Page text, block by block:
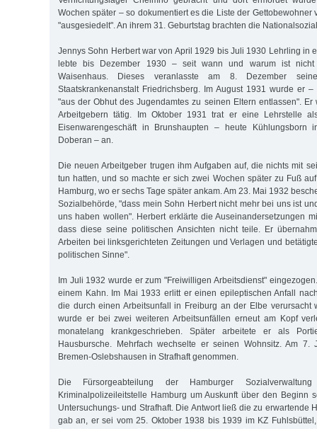
Wochen später – so dokumentiert es die Liste der Gettobewohner
"ausgesiedelt". An ihrem 31. Geburtstag brachten die
Jennys Sohn Herbert war von April 1929 bis Juli 1930 Lehrling in
lebte bis Dezember 1930 – seit wann und warum ist
Waisenhaus. Dieses veranlasste am 8. Dezember
Staatskrankenanstalt Friedrichsberg. Im August 1931 wurde er
"aus der Obhut des Jugendamtes zu seinen Eltern entlassen".
Arbeitgebern tätig. Im Oktober 1931 trat er eine Lehrstelle
Eisenwarengeschäft in Brunshaupten – heute
Doberan – an.
Die neuen Arbeitgeber trugen ihm Aufgaben auf, die nichts mit
tun hatten, und so machte er sich zwei Wochen später zu Fuß
Hamburg, wo er sechs Tage später ankam. Am 23. Mai 1932
Sozialbehörde, "dass mein Sohn Herbert nicht mehr bei uns ist
uns haben wollen". Herbert erklärte die Auseinandersetzungen
dass diese seine politischen Ansichten nicht teile. Er
Arbeiten bei linksgerichteten Zeitungen und Verlagen und
politischen Sinne".
Im Juli 1932 wurde er zum "Freiwilligen Arbeitsdienst"
einem Kahn. Im Mai 1933 erlitt er einen epileptischen Anfall
die durch einen Arbeitsunfall in Freiburg an der Elbe verursacht
wurde er bei zwei weiteren Arbeitsunfällen erneut am Kopf
monatelang krankgeschrieben. Später arbeitete er als
Hausbursche. Mehrfach wechselte er seinen Wohnsitz. Am
Bremen-Oslebshausen in Strafhaft genommen.
Die Fürsorgeabteilung der Hamburger
Kriminalpolizeileitstelle Hamburg um Auskunft über den Beginn
Untersuchungs- und Strafhaft. Die Antwort ließ die zu erwartende
gab an, er sei vom 25. Oktober 1938 bis 1939 im KZ